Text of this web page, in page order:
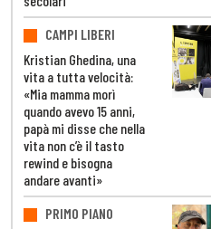
CAMPI LIBERI
Kristian Ghedina, una
vita a tutta velocità:
«Mia mamma morì
quando avevo 15 anni,
papà mi disse che nella
vita non c’è il tasto
rewind e bisogna
andare avanti»
PRIMO PIANO